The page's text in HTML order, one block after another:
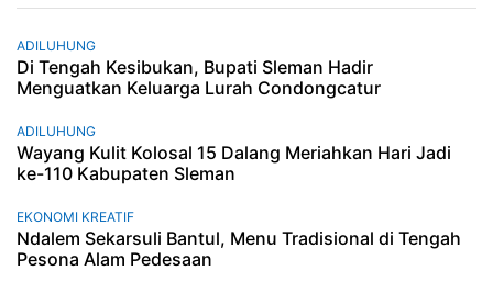
ADILUHUNG
Di Tengah Kesibukan, Bupati Sleman Hadir
Menguatkan Keluarga Lurah Condongcatur
ADILUHUNG
Wayang Kulit Kolosal 15 Dalang Meriahkan Hari Jadi
ke-110 Kabupaten Sleman
EKONOMI KREATIF
Ndalem Sekarsuli Bantul, Menu Tradisional di Tengah
Pesona Alam Pedesaan